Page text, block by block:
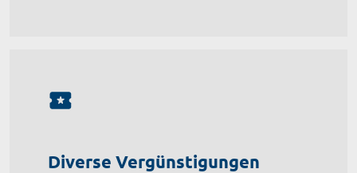
Diverse Vergünstigungen